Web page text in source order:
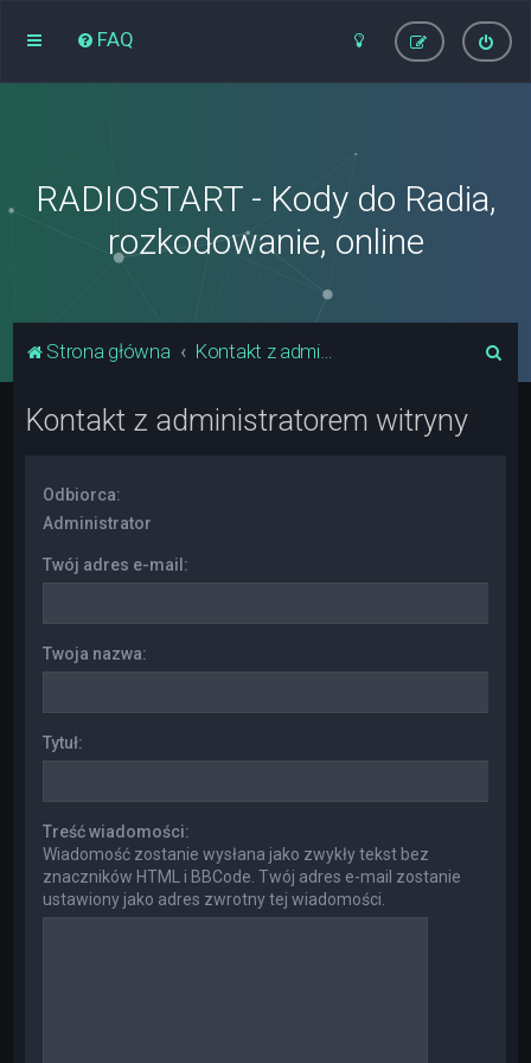
FAQ
RADIOSTART - Kody do Radia,
rozkodowanie, online
Strona główna Kontakt z administratorem witryny
Kontakt z administratorem witryny
Odbiorca:
Administrator
Twój adres e-mail:
Twoja nazwa:
Tytuł:
Treść wiadomości:
Wiadomość zostanie wysłana jako zwykły tekst bez
znaczników HTML i BBCode. Twój adres e-mail zostanie
ustawiony jako adres zwrotny tej wiadomości.